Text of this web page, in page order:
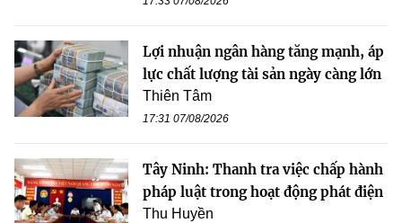
Lợi nhuận ngân hàng tăng mạnh, áp
lực chất lượng tài sản ngày càng lớn
Thiên Tâm
17:31 07/08/2026
Tây Ninh: Thanh tra việc chấp hành
pháp luật trong hoạt động phát điện
Thu Huyền